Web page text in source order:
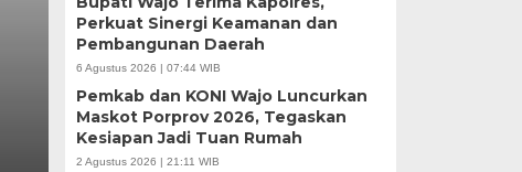
Perkuat Sinergi Keamanan dan
Pembangunan Daerah
6 Agustus 2026 | 07:44 WIB
Pemkab dan KONI Wajo Luncurkan
Maskot Porprov 2026, Tegaskan
Kesiapan Jadi Tuan Rumah
2 Agustus 2026 | 21:11 WIB